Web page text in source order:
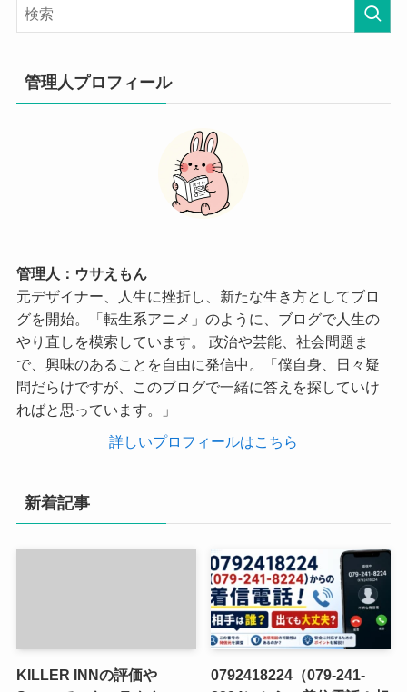
管理人プロフィール
管理人：ウサえもん
元デザイナー、人生に挫折し、新たな生き方としてブロ
グを開始。「転生系アニメ」のように、ブログで人生の
やり直しを模索しています。 政治や芸能、社会問題ま
で、興味のあることを自由に発信中。「僕自身、日々疑
問だらけですが、このブログで一緒に答えを探していけ
ればと思っています。」
詳しいプロフィールはこちら
新着記事
KILLER INNの評価や
0792418224（079-241-